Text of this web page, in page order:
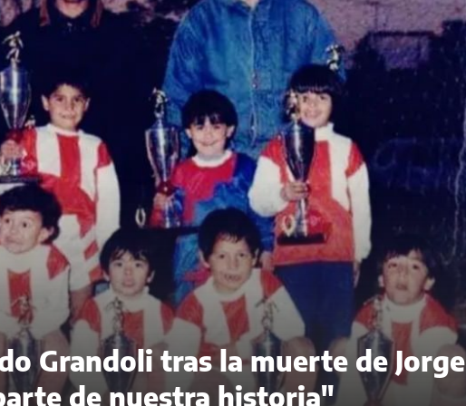
Grandoli tras la muerte de Jorge
de nuestra historia"